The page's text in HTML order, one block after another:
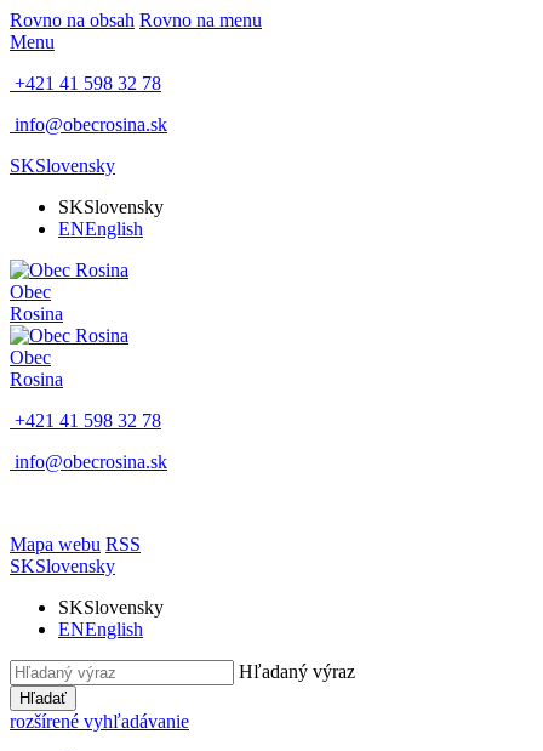
Rovno na obsah Rovno na menu
Menu
+421 41 598 32 78
info@obecrosina.sk
SKSlovensky
SKSlovensky
ENEnglish
Obec
Rosina
Obec
Rosina
+421 41 598 32 78
info@obecrosina.sk
Mapa webu RSS
SKSlovensky
SKSlovensky
ENEnglish
Hľadaný výraz
Hľadať
rozšírené vyhľadávanie